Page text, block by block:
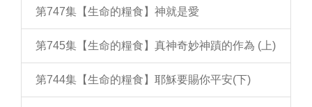
第747集【生命的糧食】神就是愛
第745集【生命的糧食】真神奇妙神蹟的作為 (上)
第744集【生命的糧食】耶穌要賜你平安(下)